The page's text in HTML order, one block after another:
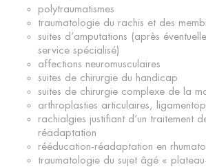
polytraumatismes
traumatologie du rachis et des
suites d’amputations (après
service spécialisé)
affections neuromusculaires
suites de chirurgie du handicap
suites de chirurgie complexe de la
arthroplasties articulaires,
rachialgies justifiant d’un traitement
réadaptation
rééducation-réadaptation en
traumatologie du sujet âgé «